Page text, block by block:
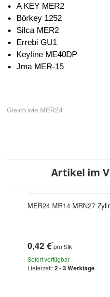
A KEY MER2
Börkey 1252
Silca MER2
Errebi GU1
Keyline ME40DP
Jma MER-15
Gleich wie MER24
Artikel im
MER24 MR14 MRN27
0,42 €*pro Stk
Sofort verfügbar
Lieferzeit:2 - 3 Werktage